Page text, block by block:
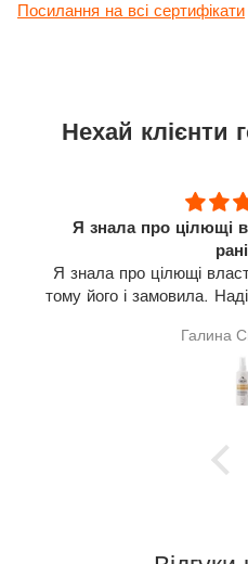
Посилання на всі сертифікати
Нехай клієнти